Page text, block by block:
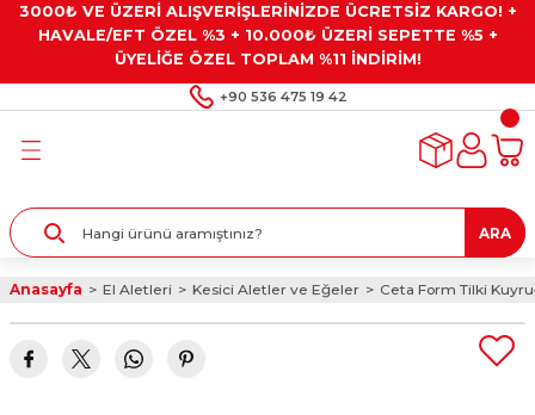
3000₺ VE ÜZERİ ALIŞVERİŞLERİNİZDE ÜCRETSİZ KARGO! +
HAVALE/EFT ÖZEL %3 + 10.000₺ ÜZERİ SEPETTE %5 +
ÜYELİĞE ÖZEL TOPLAM %11 İNDİRİM!
+90 536 475 19 42
Geri Dön
Geri Dön
Geri Dön
Gresler
Geri Dön
Alet Setleri
Geri Dön
Taşları ve
ARA
Anasayfa El Aletleri Kesici Aletler ve Eğeler Ceta Form Tilki